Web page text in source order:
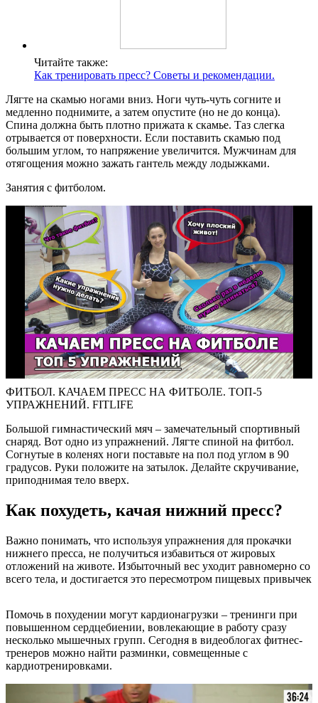
Читайте также:
Как тренировать пресс? Советы и рекомендации.
Лягте на скамью ногами вниз. Ноги чуть-чуть согните и
медленно поднимите, а затем опустите (но не до конца).
Спина должна быть плотно прижата к скамье. Таз слегка
отрывается от поверхности. Если поставить скамью под
большим углом, то напряжение увеличится. Мужчинам для
отягощения можно зажать гантель между лодыжками.
Занятия с фитболом.
ФИТБОЛ. КАЧАЕМ ПРЕСС НА ФИТБОЛЕ. ТОП-5
УПРАЖНЕНИЙ. FITLIFE
Большой гимнастический мяч – замечательный спортивный
снаряд. Вот одно из упражнений. Лягте спиной на фитбол.
Согнутые в коленях ноги поставьте на пол под углом в 90
градусов. Руки положите на затылок. Делайте скручивание,
приподнимая тело вверх.
Как похудеть, качая нижний пресс?
Важно понимать, что используя упражнения для прокачки
нижнего пресса, не получиться избавиться от жировых
отложений на животе. Избыточный вес уходит равномерно со
всего тела, и достигается это пересмотром пищевых привычек
Помочь в похудении могут кардионагрузки – тренинги при
повышенном сердцебиении, вовлекающие в работу сразу
несколько мышечных групп. Сегодня в видеоблогах фитнес-
тренеров можно найти разминки, совмещенные с
кардиотренировками.